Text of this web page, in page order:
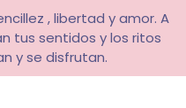
, libertad y amor. A
tus sentidos y los ritos
y se disfrutan.